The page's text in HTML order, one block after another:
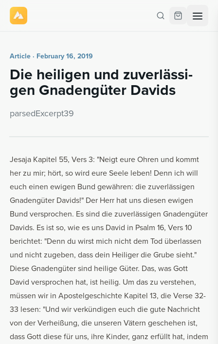
Article · February 16, 2019
Die heili­gen und zu­ver­läs­si­
gen Gnadengüter Davids
parsedEx­cerpt39
Jesaja Kapitel 55, Vers 3: "Neigt eure Ohren und kommt
her zu mir; hört, so wird eure Seele leben! Denn ich will
euch einen ewigen Bund gewähren: die zuverlässigen
Gnadengüter Davids!" Der Herr hat uns diesen ewigen
Bund versprochen. Es sind die zuverlässigen Gnadengüter
Davids. Es ist so, wie es uns David in Psalm 16, Vers 10
berichtet: "Denn du wirst mich nicht dem Tod überlassen
und nicht zugeben, dass dein Heiliger die Grube sieht."
Diese Gnadengüter sind heilige Güter. Das, was Gott
David versprochen hat, ist heilig. Um das zu verstehen,
müssen wir in Apostelgeschichte Kapitel 13, die Verse 32-
33 lesen: "Und wir verkündigen euch die gute Nachricht
von der Verheißung, die unseren Vätern geschehen ist,
dass Gott diese für uns, ihre Kinder, ganz erfüllt hat, indem